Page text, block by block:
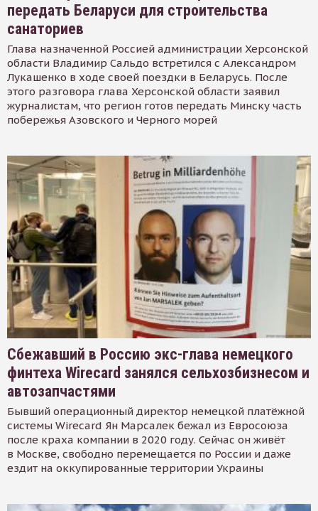
передать Беларуси для строительства
санаториев
Глава назначенной Россией администрации Херсонской
области Владимир Сальдо встретился с Александром
Лукашенко в ходе своей поездки в Беларусь. После
этого разговора глава Херсонской области заявил
журналистам, что регион готов передать Минску часть
побережья Азовского и Черного морей
Сбежавший в Россию экс-глава немецкого
финтеха Wirecard занялся сельхозбизнесом и
автозапчастями
Бывший операционный директор немецкой платёжной
системы Wirecard Ян Марсалек бежал из Евросоюза
после краха компании в 2020 году. Сейчас он живёт
в Москве, свободно перемещается по России и даже
ездит на оккупированные территории Украины